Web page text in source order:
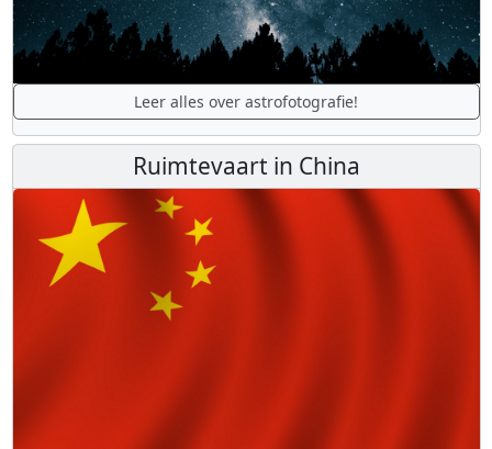
Leer alles over astrofotografie!
Ruimtevaart in China